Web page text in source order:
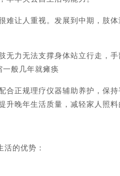
让人重视。发展到中期，肢
力无法支撑身体站立行走，
般几年就瘫痪
正规理疗仪器辅助养护，保
晚年生活质量，减轻家人照料
的优势：